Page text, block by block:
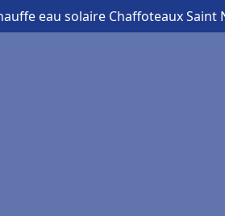
eau solaire Chaffoteaux Saint